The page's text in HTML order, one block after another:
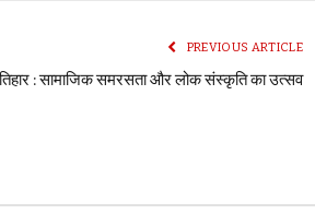
PREVIOUS ARTICLE
: सामाजिक समरसता और लोक संस्कृति का उत्सव